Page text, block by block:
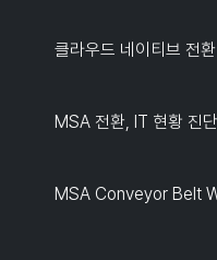
클라우드 네이티브 전
MSA 전환, IT 현황 진
MSA Conveyor Belt